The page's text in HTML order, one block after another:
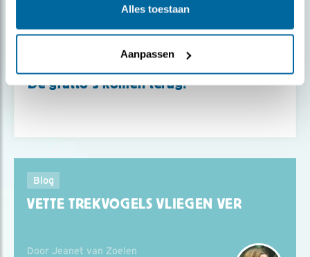
Alles toestaan
Aanpassen
De grutto’s komen terug!
Blog
VETTE TREKVOGELS VLIEGEN VER
Door Jeanet van Zoelen